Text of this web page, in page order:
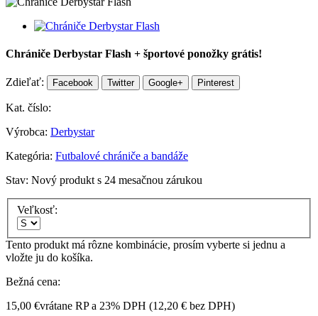
Chrániče Derbystar Flash + športové ponožky grátis!
Zdieľať: Facebook Twitter Google+ Pinterest
Kat. číslo:
Výrobca: Derbystar
Kategória: Futbalové chrániče a bandáže
Stav: Nový produkt s 24 mesačnou zárukou
Veľkosť:
Tento produkt má rôzne kombinácie, prosím vyberte si jednu a
vložte ju do košíka.
Bežná cena:
15,00 €vrátane RP a 23% DPH (12,20 € bez DPH)